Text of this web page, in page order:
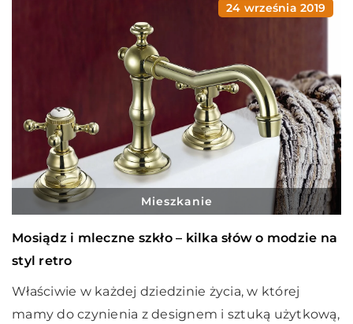
24 września 2019
Mieszkanie
Mosiądz i mleczne szkło – kilka słów o modzie na
styl retro
Właściwie w każdej dziedzinie życia, w której
mamy do czynienia z designem i sztuką użytkową,